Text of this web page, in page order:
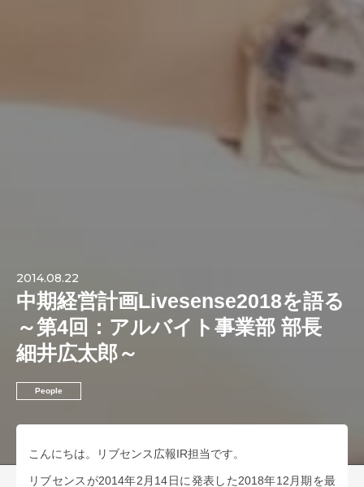
2014.08.22
中期経営計画Livesense2018を語る
～第4回：アルバイト事業部 部長
細井広太郎～
People
こんにちは。リブセンス広報IR担当です。
リブセンスが2014年2月14日に発表した2018年12月期を最